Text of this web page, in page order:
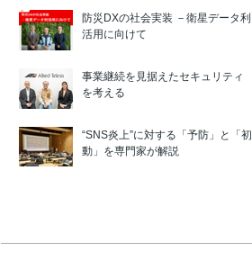
防災DXの社会実装 －衛星データ利
活用に向けて
事業継続を見据えたセキュリティ
を考える
“SNS炎上”に対する「予防」と「初
動」を専門家が解説